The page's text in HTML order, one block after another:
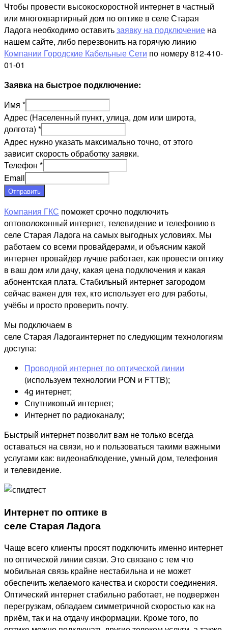
Чтобы провести высокоскоростной интернет в частный
или многоквартирный дом по оптике в селе Старая
Ладога необходимо оставитьзаявку на подключение на
нашем сайте, либо перезвонить на горячую линию
Компании Городские Кабельные Сети по номеру 812-410-
01-01
Заявка на быстрое подключение:
Имя *
Адрес (Населенный пункт, улица, дом или широта,
долгота) *
Адрес нужно указать максимально точно, от этого
зависит скорость обработку заявки.
Телефон *
Email
Отправить
Компания ГКС поможет срочно подключить
оптоволоконный интернет, телевидение и телефонию в
селе Старая Ладога на самых выгодных условиях. Мы
работаем со всеми провайдерами, и объясним какой
интернет провайдер лучше работает, как провести оптику
в ваш дом или дачу, какая цена подключения и какая
абонентская плата. Стабильный интернет загородом
сейчас важен для тех, кто использует его для работы,
учёбы и просто проверить почту.
Мы подключаем в
селе Старая Ладогаинтернет по следующим технологиям
доступа:
Проводной интернет по оптической линии
(используем технологии PON и FTTB);
4g интернет;
Спутниковый интернет;
Интернет по радиоканалу;
Быстрый интернет позволит вам не только всегда
оставаться на связи, но и пользоваться такими важными
услугами как: видеонаблюдение, умный дом, телефония
и телевидение.
Интернет по оптике в
селе Старая Ладога
Чаще всего клиенты просят подключить именно интернет
по оптической линии связи. Это связано с тем что
мобильная связь крайне нестабильна и не может
обеспечить желаемого качества и скорости соединения.
Оптический интернет стабильно работает, не подвержен
перегрузкам, обладаем симметричной скоростью как на
приём, так и на отдачу информации. Кроме того, по